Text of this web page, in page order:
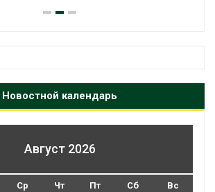
Новостной календарь
Август 2026
Ср Чт Пт Сб Вс